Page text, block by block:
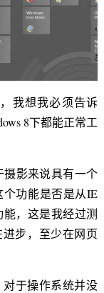
我想我必须告诉
8下都能正常工
摄影来说具有一个
功能是否是从IE
能，这是我经过测
步，至少在网页
于操作系统并没